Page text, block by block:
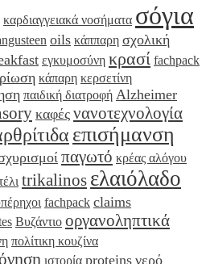
καρδιαγγειακά νοσήματα σόγια
oils κάππαρη σχολική
εγκυμοσύνη κρασί fachpack
κάπαρη κερσετίνη
παιδική διατροφή Alzheimer
καφές νανοτεχνολογία
επισήμανση
παγωτό κρέας αλόγου
trikalinos ελαιόλαδο
fachpack claims
Βυζάντιο οργανοληπτικά
πολίτικη κουζίνα
ιστορία proteins νερό